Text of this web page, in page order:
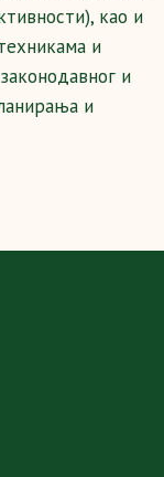
као и
и
и
и